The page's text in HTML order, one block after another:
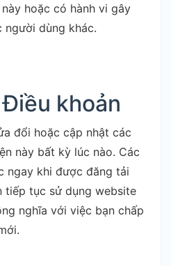
hoặc có hành vi gây
người dùng khác.
khoản
đổi hoặc cập nhật các
này bất kỳ lúc nào. Các
ngay khi được đăng tải
tiếp tục sử dụng website
nghĩa với việc bạn chấp